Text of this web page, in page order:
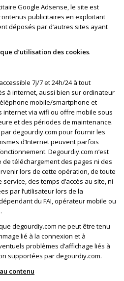
Google Adsense, le site est
publicitaires en exploitant
déposés par d’autres sites ayant
d’utilisation des cookies.
7j/7 et 24h/24 à tout
à internet, aussi bien sur ordinateur
mobile/smartphone et
internet via wifi ou offre mobile sous
et des périodes de maintenance.
degourdiy.com pour fournir les
d’Internet peuvent parfois
Degourdiy.com n’est
téléchargement des pages ni des
lors de cette opération, de toute
des temps d’accès au site, ni
par l’utilisateur lors de la
du FAI, opérateur mobile ou
degourdiy.com ne peut être tenu
lié à la connexion et à
problèmes d’affichage liés à
supportées par degourdiy.com.
contenu